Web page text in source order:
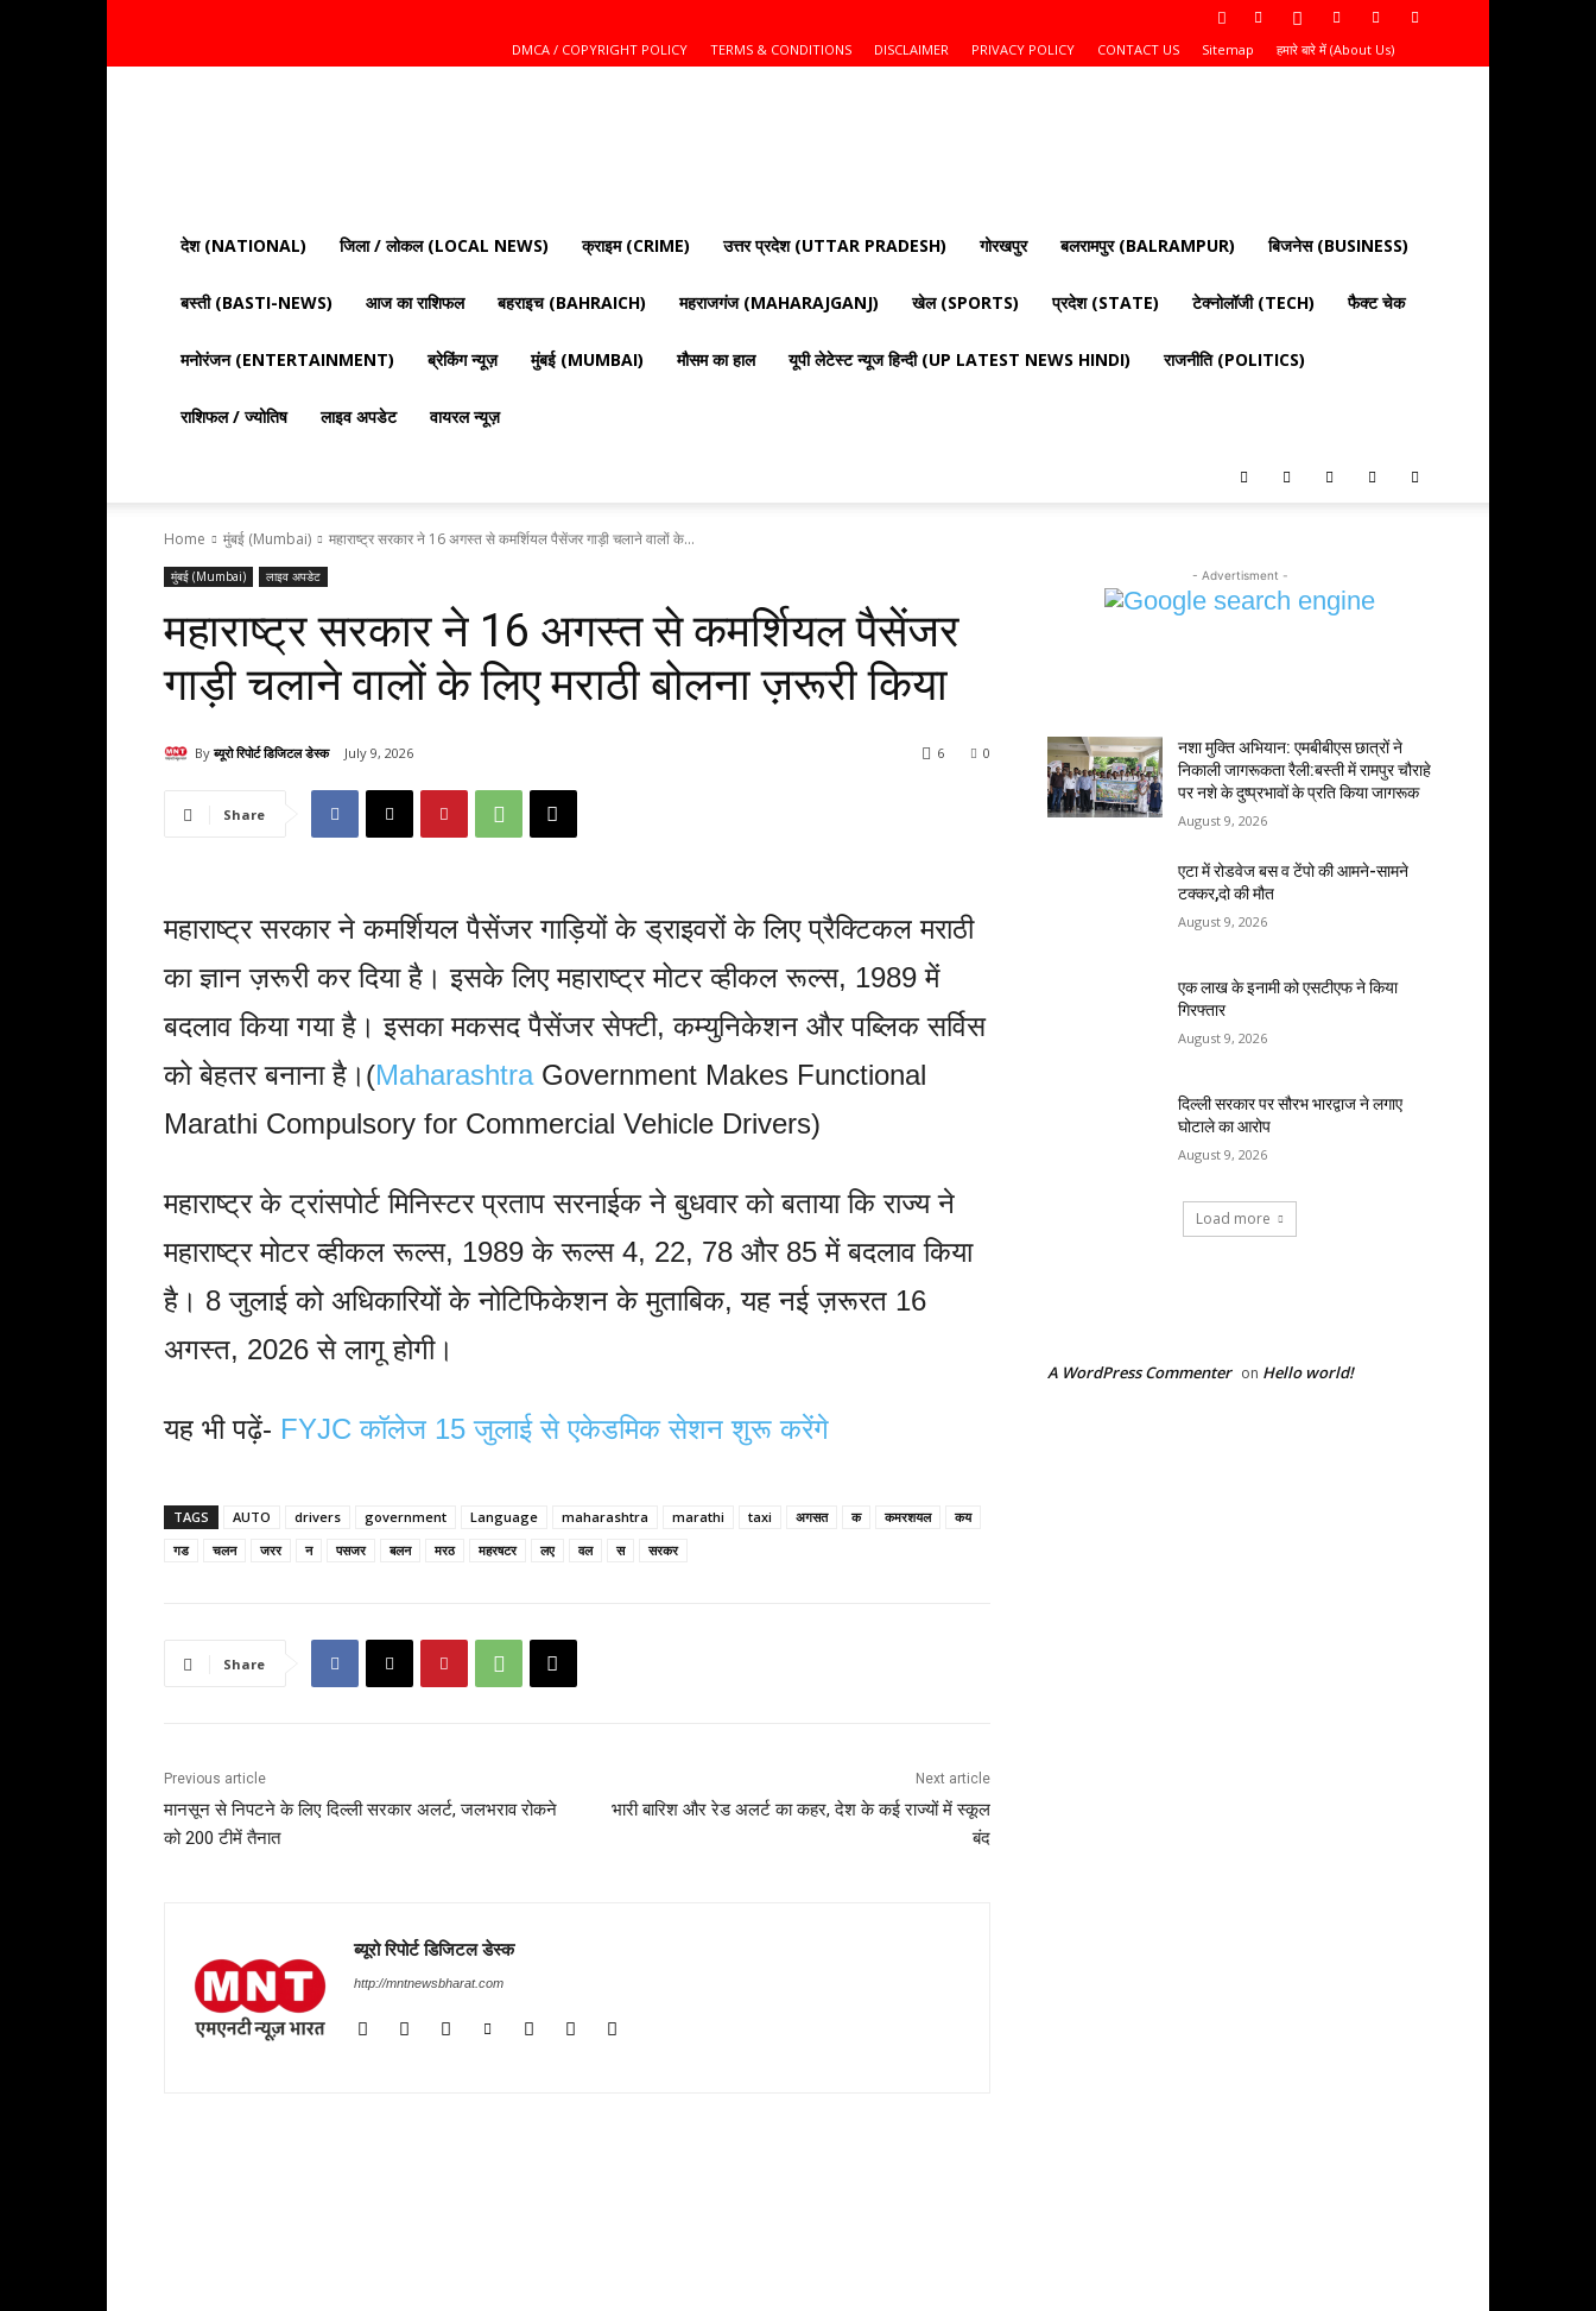
DMCA / COPYRIGHT POLICY TERMS & CONDITIONS DISCLAIMER PRIVACY POLICY CONTACT US Sitemap हमारे बारे में (About Us)
की
ताज़ा
राजनीति,
और
दुनिया
की
देश (NATIONAL) जिला / लोकल (LOCAL NEWS) क्राइम (CRIME) उत्तर प्रदेश (UTTAR PRADESH) गोरखपुर बलरामपुर (BALRAMPUR) बिजनेस (BUSINESS)
बस्ती (BASTI-NEWS) आज का राशिफल बहराइच (BAHRAICH) महराजगंज (MAHARAJGANJ) खेल (SPORTS) प्रदेश (STATE) टेक्नोलॉजी (TECH) फैक्ट चेक
मनोरंजन (ENTERTAINMENT) ब्रेकिंग न्यूज़ मुंबई (MUMBAI) मौसम का हाल यूपी लेटेस्ट न्यूज हिन्दी (UP LATEST NEWS HINDI) राजनीति (POLITICS)
राशिफल / ज्योतिष लाइव अपडेट वायरल न्यूज़
Home मुंबई (Mumbai) महाराष्ट्र सरकार ने 16 अगस्त से कमर्शियल पैसेंजर गाड़ी चलाने वालों के...
मुंबई (Mumbai) लाइव अपडेट
महाराष्ट्र सरकार ने 16 अगस्त से कमर्शियल पैसेंजर
गाड़ी चलाने वालों के लिए मराठी बोलना ज़रूरी किया
By ब्यूरो रिपोर्ट डिजिटल डेस्क July 9, 2026 0
6
Share
महाराष्ट्र सरकार ने कमर्शियल पैसेंजर गाड़ियों के ड्राइवरों के लिए प्रैक्टिकल मराठी
का ज्ञान ज़रूरी कर दिया है। इसके लिए महाराष्ट्र मोटर व्हीकल रूल्स, 1989 में
बदलाव किया गया है। इसका मकसद पैसेंजर सेफ्टी, कम्युनिकेशन और पब्लिक सर्विस
को बेहतर बनाना है।(MaharashtraGovernment Makes Functional
Marathi Compulsory for Commercial Vehicle Drivers)
महाराष्ट्र के ट्रांसपोर्ट मिनिस्टर प्रताप सरनाईक ने बुधवार को बताया कि राज्य ने
महाराष्ट्र मोटर व्हीकल रूल्स, 1989 के रूल्स 4, 22, 78 और 85 में बदलाव किया
है। 8 जुलाई को अधिकारियों के नोटिफिकेशन के मुताबिक, यह नई ज़रूरत 16
अगस्त, 2026 से लागू होगी।
यह भी पढ़ें- FYJC कॉलेज 15 जुलाई से एकेडमिक सेशन शुरू करेंगे
TAGS AUTO drivers government Language maharashtra marathi taxi अगसत क कमरशयल
कय
गड
चलन जरर न पसजर बलन मरठ महरषटर लए वल स सरकर
Share
Previous article
मानसून से निपटने के लिए दिल्ली सरकार अलर्ट, जलभराव रोकने
को 200 टीमें तैनात
Next article
भारी बारिश और रेड अलर्ट का कहर, देश के कई राज्यों में स्कूल
बंद
ब्यूरो रिपोर्ट डिजिटल डेस्क
http://mntnewsbharat.com
- Advertisment -
नशा मुक्ति अभियान: एमबीबीएस छात्रों ने
निकाली जागरूकता रैली:बस्ती में रामपुर चौराहे
पर नशे के दुष्प्रभावों के प्रति किया जागरूक
August 9, 2026
एटा में रोडवेज बस व टेंपो की आमने-सामने
टक्कर,दो की मौत
August 9, 2026
एक लाख के इनामी को एसटीएफ ने किया
गिरफ्तार
August 9, 2026
दिल्ली सरकार पर सौरभ भारद्वाज ने लगाए
घोटाले का आरोप
August 9, 2026
Load more
A WordPress Commenter on Hello world!